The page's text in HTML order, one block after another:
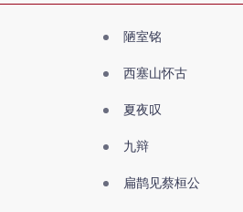
陋室铭
西塞山怀古
夏夜叹
九辩
扁鹊见蔡桓公